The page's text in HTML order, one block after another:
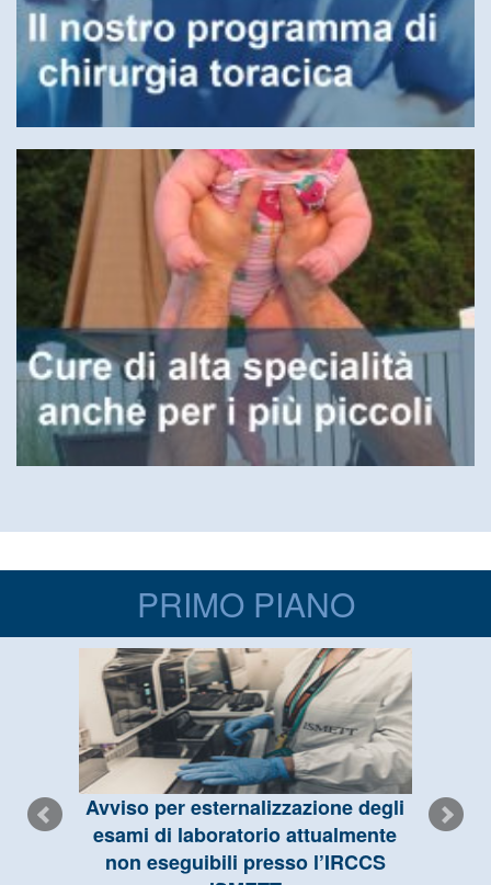
PRIMO PIANO
Avviso per esternalizzazione degli
esami di laboratorio attualmente
non eseguibili presso l’IRCCS